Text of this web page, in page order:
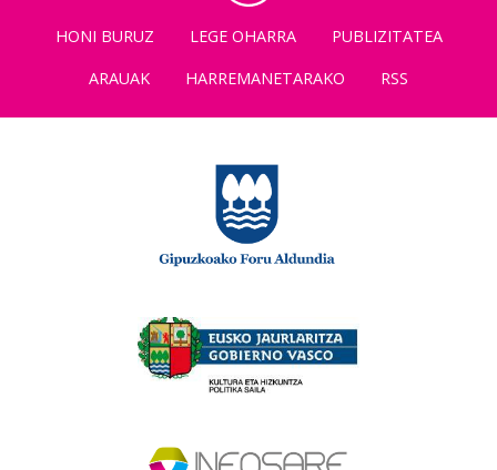
HONI BURUZ LEGE OHARRA
PUBLIZITATEA
ARAUAK
HARREMANETARAKO RSS